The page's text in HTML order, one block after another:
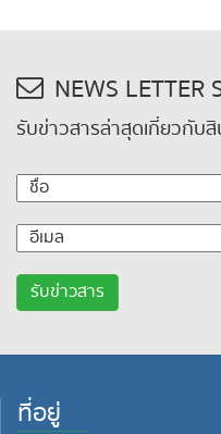
NEWS LETTER
รับข่าวสารล่าสุดเกี่ยวกับสิ
ที่อยู่